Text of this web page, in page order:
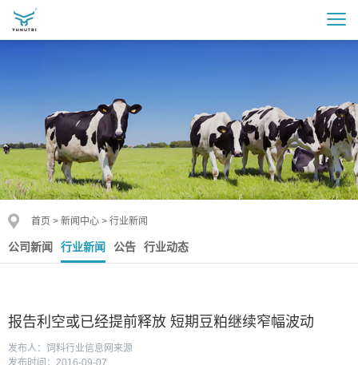
首页 > 新闻中心 > 行业新闻
公司新闻 行业新闻 公告 行业动态
报告利空或已经提前释放 短期豆粕继续窄幅波动
发布人：饲料行业信息网来源
发布时间：2016-09-07